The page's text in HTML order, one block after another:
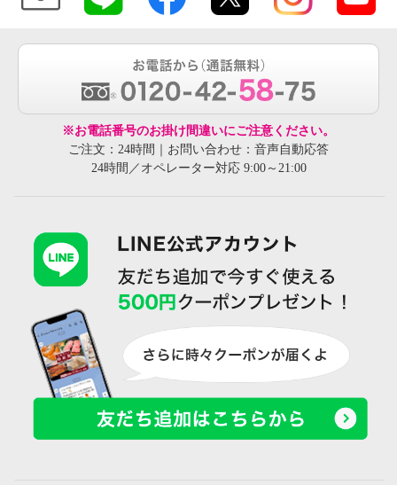
※お電話番号のお掛け間違いにご注意ください。
ご注文：24時間｜お問い合わせ：音声自動応答
24時間／オペレーター対応 9:00～21:00